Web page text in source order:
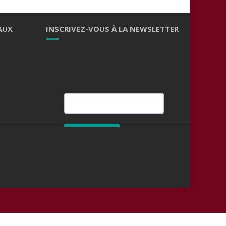
INSCRIVEZ-VOUS À LA NEWSLETTER